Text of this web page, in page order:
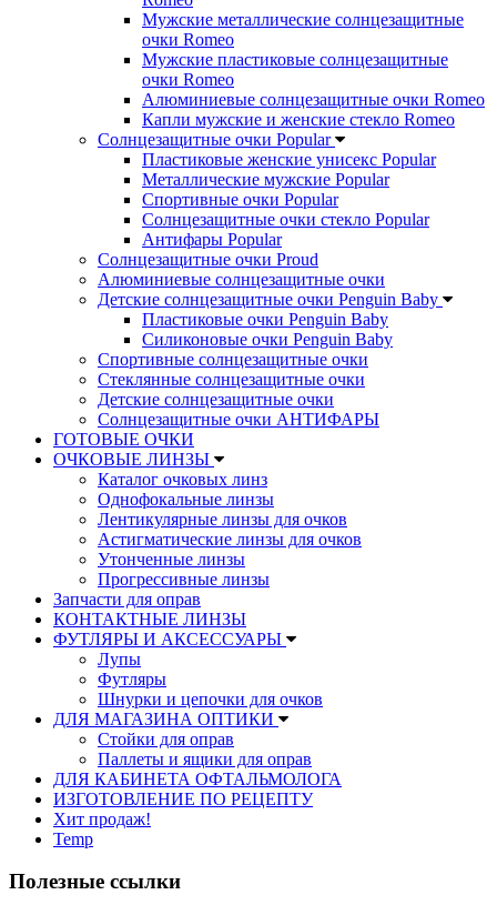
Мужские металлические солнцезащитные
очки Romeo
Мужские пластиковые солнцезащитные
очки Romeo
Алюминиевые солнцезащитные очки Romeo
Капли мужские и женские стекло Romeo
Солнцезащитные очки Popular
Пластиковые женские унисекс Popular
Металлические мужские Popular
Спортивные очки Popular
Солнцезащитные очки стекло Popular
Aнтифары Popular
Солнцезащитные очки Proud
Алюминиевые солнцезащитные очки
Детские солнцезащитные очки Penguin Baby
Пластиковые очки Penguin Baby
Силиконовые очки Penguin Baby
Спортивные солнцезащитные очки
Стеклянные солнцезащитные очки
Детские солнцезащитные очки
Солнцезащитные очки АНТИФАРЫ
ГОТОВЫЕ ОЧКИ
ОЧКОВЫЕ ЛИНЗЫ
Каталог очковых линз
Однофокальные линзы
Лентикулярные линзы для очков
Астигматические линзы для очков
Утонченные линзы
Прогрессивные линзы
Запчасти для оправ
КОНТАКТНЫЕ ЛИНЗЫ
ФУТЛЯРЫ И АКСЕССУАРЫ
Лупы
Футляры
Шнурки и цепочки для очков
ДЛЯ МАГАЗИНА ОПТИКИ
Стойки для оправ
Паллеты и ящики для оправ
ДЛЯ КАБИНЕТА ОФТАЛЬМОЛОГА
ИЗГОТОВЛЕНИЕ ПО РЕЦЕПТУ
Хит продаж!
Temp
Полезные ссылки